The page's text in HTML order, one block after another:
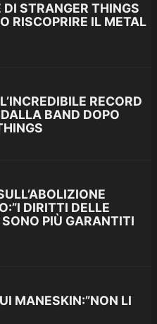
DI STRANGER THINGS
RISCOPRIRE IL METAL
RECORD
BAND DOPO
DIRITTI DELLE
PIÙ GARANTITI
MANESKIN:”NON LI